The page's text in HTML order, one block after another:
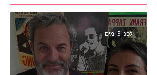
הבנצ׳מרק הראשון
לפעילות משפיענים- פרק
445 עם לינוי יחזקאל אלבו
לפני 3 ימים